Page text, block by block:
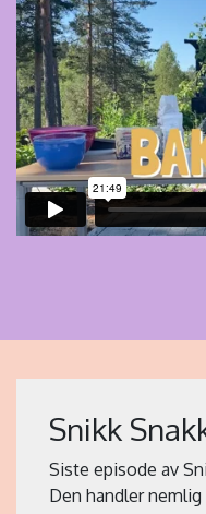
Snikk
Siste episode av
Den handler